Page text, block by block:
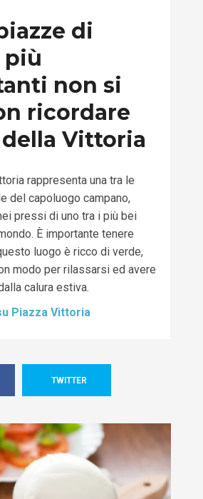
di
più
non si
ricordare
Vittoria
rappresenta una tra le
del capoluogo campano,
pressi di uno tra i più bei
È importante tenere
luogo è ricco di verde,
modo per rilassarsi ed avere
calura estiva.
Piazza Vittoria
TWITTER